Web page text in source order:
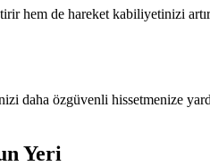
hem de hareket kabiliyetinizi
daha özgüvenli hissetmenize
Yeri